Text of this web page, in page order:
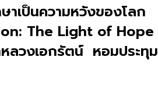
าเป็นความหวังของโลก
The Light of Hope
ลวงเอกรัตน์ หอมประทุม